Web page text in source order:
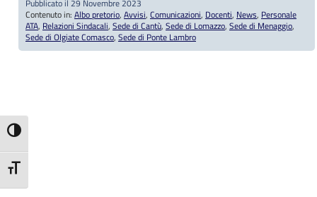
Attiva/disattiva alto contrasto
Attiva/disattiva dimensione testo
Pubblicato il 29 Novembre 2023
Contenuto in: Albo pretorio, Avvisi, Comunicazioni, Docenti, News, Personale
ATA, Relazioni Sindacali, Sede di Cantù, Sede di Lomazzo, Sede di Menaggio,
Sede di Olgiate Comasco, Sede di Ponte Lambro